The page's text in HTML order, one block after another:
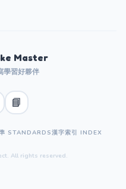
Master
學習好夥伴
📘
STANDARDS漢字索引 INDEX
All rights reserved.